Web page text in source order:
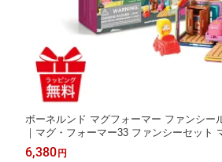
ボーネルンド マグフォーマー ファンシー
｜マグ・フォーマー33 ファンシーセット
ロック 磁石 パズル 知育玩具 お誕生祝ギ
ルンド日本正規品
6,380 円